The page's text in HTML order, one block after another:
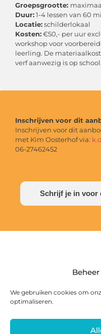
We gebruiken cookies om
optimaliseren.
Groepsgrootte:
Duur:1-4 lessen van 60
Locatie:schilderlokaal
Kosten:€50,- per uur
workshop voor
leerling. De
verf aanwezig is op school.
Inschrijven voor dit
Inschrijven voor dit
met Kim Oosterhof via:
06-27462452
Schrijf je in voor